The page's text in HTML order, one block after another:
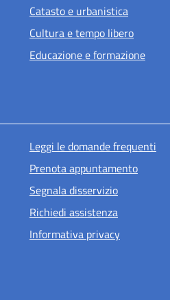
Catasto e urbanistica
Cultura e tempo libero
Educazione e formazione
Menu piè
Leggi le domande frequenti
Prenota appuntamento
Segnala disservizio
Richiedi assistenza
Informativa privacy